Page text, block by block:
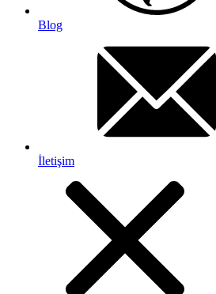
Blog
İletişim